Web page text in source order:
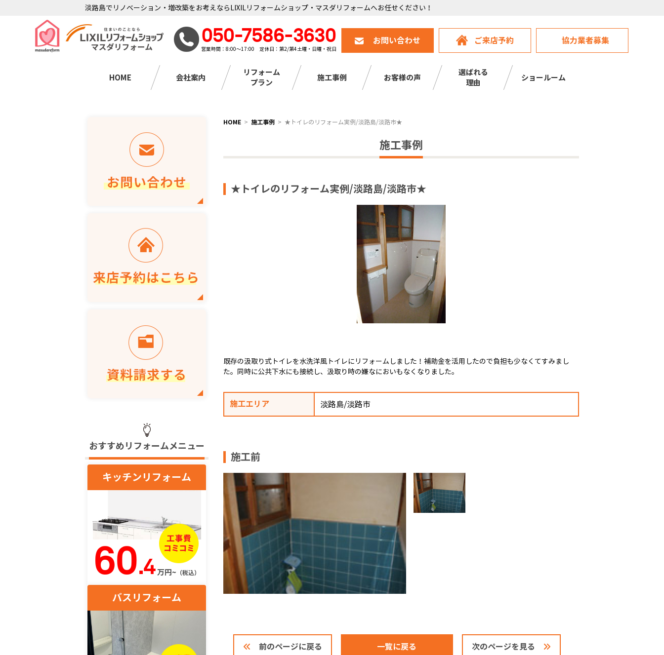
淡路島でリノベーション・増改築をお考えならLIXILリフォームショップ・マスダリフォームへお任せください！
050-7586-3630
営業時間：8:00～17:00 定休日：第2/第4土曜・日曜・祝日
お問い合わせ ご来店予約 協力業者募集
HOME 会社案内
リフォーム
プラン
施工事例 お客様の声
選ばれる
理由
ショールーム
HOME 施工事例 ★トイレのリフォーム実例/淡路島/淡路市★
施工事例
★トイレのリフォーム実例/淡路島/淡路市★
既存の汲取り式トイレを水洗洋風トイレにリフォームしました！補助金を活用したので負担も少なくてすみまし
た。同時に公共下水にも接続し、汲取り時の嫌なにおいもなくなりました。
施工エリア 淡路島/淡路市
施工前
前のページに戻る 一覧に戻る 次のページを見る
おすすめリフォームメニュー
キッチンリフォーム
60.4万円~ （税込）
バスリフォーム